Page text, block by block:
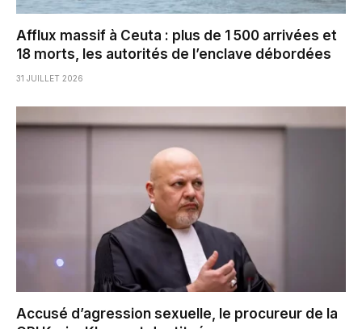
Afflux massif à Ceuta : plus de 1 500 arrivées et
18 morts, les autorités de l’enclave débordées
31 JUILLET 2026
Accusé d’agression sexuelle, le procureur de la